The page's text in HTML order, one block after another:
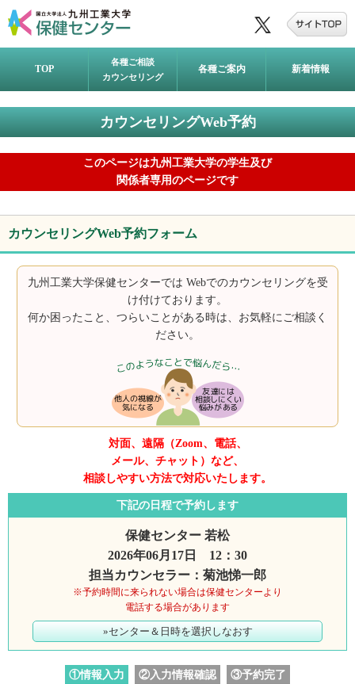
TOP
各種ご相談
カウンセリング
各種ご案内 新着情報
カウンセリングWeb予約
このページは九州工業大学の学生及び
関係者専用のページです
カウンセリングWeb予約フォーム
九州工業大学保健センターでは Webでのカウンセリングを受
け付けております。
何か困ったこと、つらいことがある時は、お気軽にご相談く
ださい。
対面、遠隔（Zoom、電話、
メール、チャット）など、
相談しやすい方法で対応いたします。
下記の日程で予約します
保健センター 若松
2026年06月17日 12：30
担当カウンセラー：菊池悌一郎
※予約時間に来られない場合は保健センターより
電話する場合があります
»センター＆日時を選択しなおす
①情報入力 ②入力情報確認 ③予約完了